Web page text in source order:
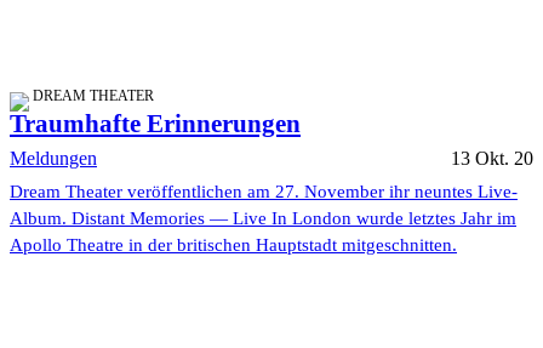
DREAM THEATER
Traumhafte Erinnerungen
Meldungen 13 Okt. 20
Dream Theater veröffentlichen am 27. November ihr neuntes Live-
Album. Distant Memories — Live In London wurde letztes Jahr im
Apollo Theatre in der britischen Hauptstadt mitgeschnitten.